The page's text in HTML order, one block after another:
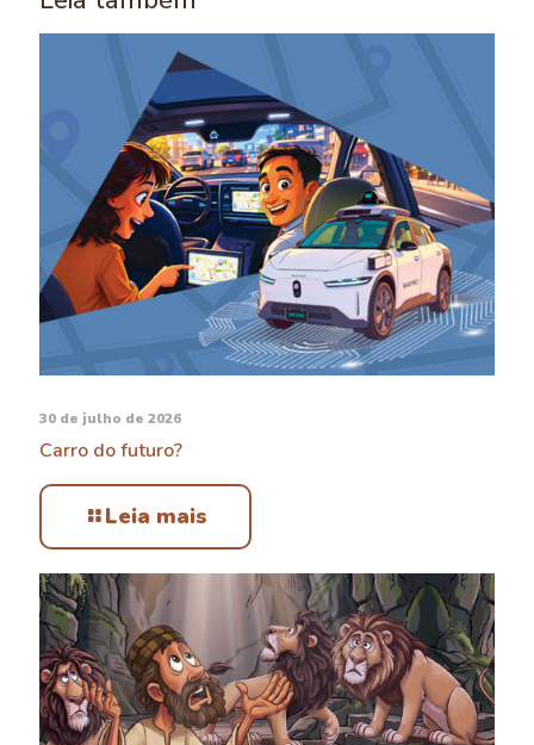
30 de julho de 2026
Carro do futuro?
Leia mais